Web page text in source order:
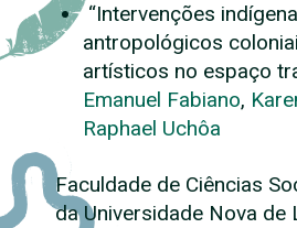
“Intervenções
antropológicos
artísticos no espaço
Emanuel Fabiano,
Raphael Uchôa
Faculdade de Ciências
da Universidade Nova de